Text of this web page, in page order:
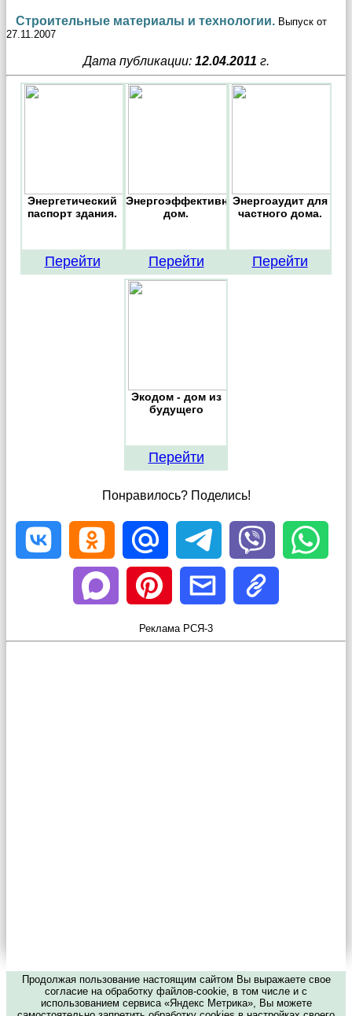
Строительные материалы и технологии. Выпуск от
27.11.2007
Дата публикации: 12.04.2011 г.
Энергетический
паспорт здания.
Перейти
Энергоэффективный
дом.
Перейти
Энергоаудит для
частного дома.
Перейти
Экодом - дом из
будущего
Перейти
Понравилось? Поделись!
Реклама РСЯ-3
Продолжая пользование настоящим сайтом Вы выражаете свое
согласие на обработку файлов-cookie, в том числе и с
использованием сервиса «Яндекс Метрика», Вы можете